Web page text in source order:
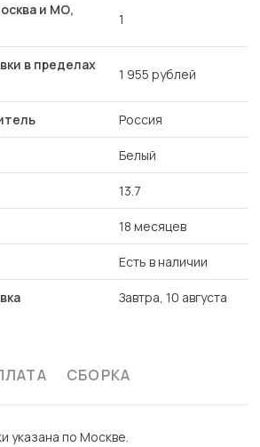
и МО,
1
в пределах
1 955 рублей
Россия
Белый
13.7
18 месяцев
Есть в наличии
Завтра, 10 августа
СБОРКА
указана по Москве.